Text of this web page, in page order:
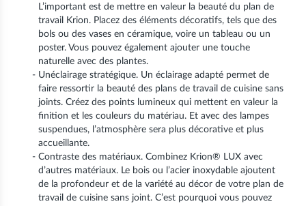
L’important est de mettre en valeur la beauté du plan de
travail Krion. Placez des éléments décoratifs, tels que des
bols ou des vases en céramique, voire un tableau ou un
poster. Vous pouvez également ajouter une touche
naturelle avec des plantes.
Unéclairage stratégique. Un éclairage adapté permet de
faire ressortir la beauté des plans de travail de cuisine sans
joints. Créez des points lumineux qui mettent en valeur la
finition et les couleurs du matériau. Et avec des lampes
suspendues, l’atmosphère sera plus décorative et plus
accueillante.
Contraste des matériaux. Combinez Krion® LUX avec
d’autres matériaux. Le bois ou l’acier inoxydable ajoutent
de la profondeur et de la variété au décor de votre plan de
travail de cuisine sans joint. C’est pourquoi vous pouvez